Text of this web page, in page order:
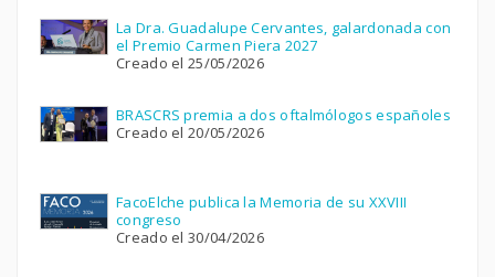
La Dra. Guadalupe Cervantes, galardonada con
el Premio Carmen Piera 2027
Creado el 25/05/2026
BRASCRS premia a dos oftalmólogos españoles
Creado el 20/05/2026
FacoElche publica la Memoria de su XXVIII
congreso
Creado el 30/04/2026